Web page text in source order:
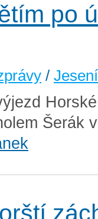
po
/
Šerák